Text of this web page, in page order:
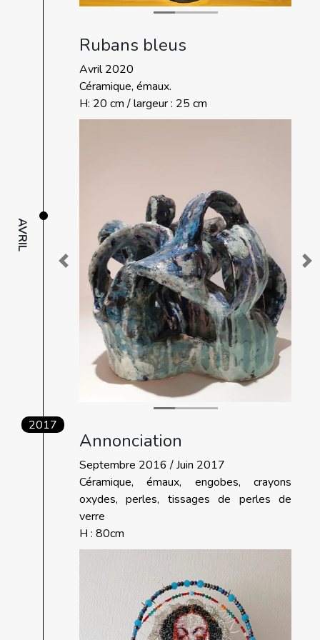
AVRIL
Rubans bleus
Avril 2020
Céramique, émaux.
H: 20 cm / largeur : 25 cm
Previous
2017
Annonciation
Septembre 2016 / Juin 2017
Céramique, émaux, engobes, crayons
oxydes, perles, tissages de perles de
verre
H : 80cm